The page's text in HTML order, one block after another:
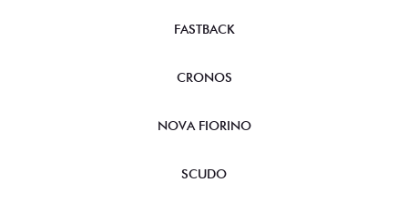
FASTBACK
CRONOS
NOVA FIORINO
SCUDO